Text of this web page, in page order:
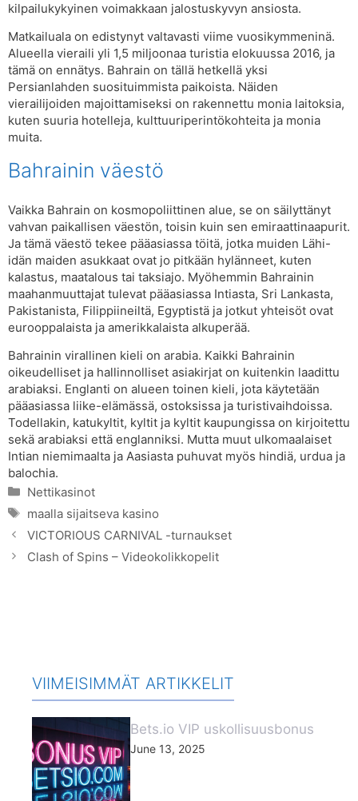
kilpailukykyinen voimakkaan jalostuskyvyn ansiosta.
Matkailuala on edistynyt valtavasti viime vuosikymmeninä.
Alueella vieraili yli 1,5 miljoonaa turistia elokuussa 2016, ja
tämä on ennätys. Bahrain on tällä hetkellä yksi
Persianlahden suosituimmista paikoista. Näiden
vierailijoiden majoittamiseksi on rakennettu monia laitoksia,
kuten suuria hotelleja, kulttuuriperintökohteita ja monia
muita.
Bahrainin väestö
Vaikka Bahrain on kosmopoliittinen alue, se on säilyttänyt
vahvan paikallisen väestön, toisin kuin sen emiraattinaapurit.
Ja tämä väestö tekee pääasiassa töitä, jotka muiden Lähi-
idän maiden asukkaat ovat jo pitkään hylänneet, kuten
kalastus, maatalous tai taksiajo. Myöhemmin Bahrainin
maahanmuuttajat tulevat pääasiassa Intiasta, Sri Lankasta,
Pakistanista, Filippiineiltä, ​​Egyptistä ja jotkut yhteisöt ovat
eurooppalaista ja amerikkalaista alkuperää.
Bahrainin virallinen kieli on arabia. Kaikki Bahrainin
oikeudelliset ja hallinnolliset asiakirjat on kuitenkin laadittu
arabiaksi. Englanti on alueen toinen kieli, jota käytetään
pääasiassa liike-elämässä, ostoksissa ja turistivaihdoissa.
Todellakin, katukyltit, kyltit ja kyltit kaupungissa on kirjoitettu
sekä arabiaksi että englanniksi. Mutta muut ulkomaalaiset
Intian niemimaalta ja Aasiasta puhuvat myös hindiä, urdua ja
balochia.
Categories
Nettikasinot
Tags
maalla sijaitseva kasino
VICTORIOUS CARNIVAL -turnaukset
Clash of Spins – Videokolikkopelit
VIIMEISIMMÄT ARTIKKELIT
Bets.io VIP uskollisuusbonus
June 13, 2025